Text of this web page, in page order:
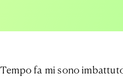
Tempo fa mi sono